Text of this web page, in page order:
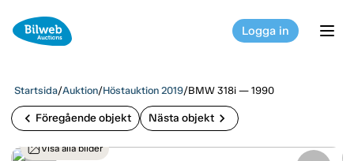
Logga in
Startsida/Auktion/Höstauktion 2019/BMW 318i — 1990
chevron_left Föregående objekt Nästa objekt chevron_right
Visa alla bilder